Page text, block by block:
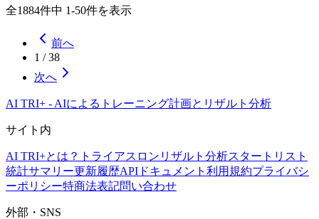
全1884件中 1-50件を表示
前へ
1 /38
次へ
AI TRI+ - AIによるトレーニング計画とリザルト分析
サイト内
AI TRI+とは？ トライアスロンリザルト分析スタートリスト
統計サマリー更新履歴APIドキュメント 利用規約プライバシ
ーポリシー特商法表記問い合わせ
外部・SNS